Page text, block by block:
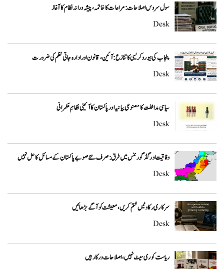
سول سروس اصلاحات: مراعات کا خاتمہ، پیشہ ورانہ نظام کا آغاز
Desk
پنجاب کی بیوروکریسی کا تنازع: آئین، قانون اور ادارہ جاتی نظم کی ضرورت
Desk
سیاسی مداخلت کا مصنوعی بیانیہ اور پاکستان کا آئینی نظامِ حکمرانی
Desk
وفاقیت اور گڈ گورننس میں فرق: صرف نئے صوبے پاکستان کے مسائل کا حل نہیں
Desk
سرکاری رکاوٹیں ختم کریں، معیشت کو آگے بڑھائیں
Desk
ریاست کو ری سیٹ نہیں، اصلاحات درکار ہیں